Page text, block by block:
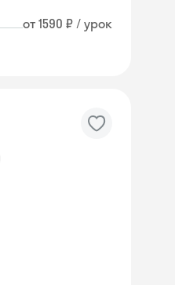
от 1590 ₽ / урок